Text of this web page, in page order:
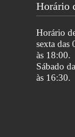
Horário
Horário
sexta das
às 18:00.
Sábado
às 16:30.